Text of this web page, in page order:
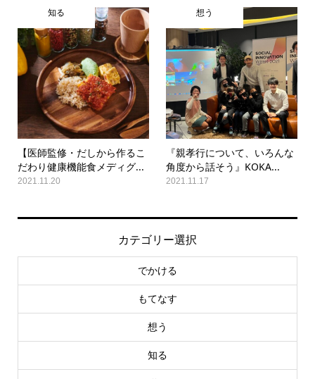
知る
【医師監修・だしから作るこ
だわり健康機能食メディグ...
2021.11.20
想う
『親孝行について、いろんな
角度から話そう』KOKA...
2021.11.17
カテゴリー選択
でかける
もてなす
想う
知る